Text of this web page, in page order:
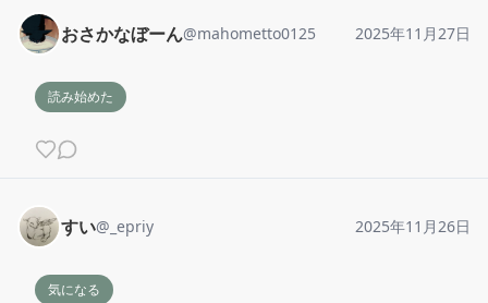
おさかなぼーん@mahometto0125 2025年11月27日
読み始めた
すい@ _epriy 2025年11月26日
気になる